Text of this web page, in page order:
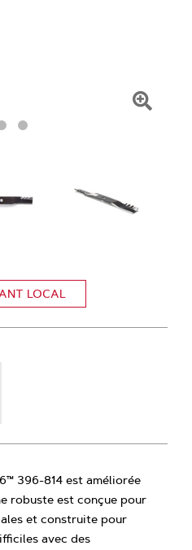
LOCAL
396-814 est améliorée
robuste est conçue pour
et construite pour
avec des